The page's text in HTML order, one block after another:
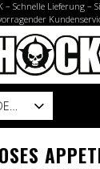
– Schnelle Lieferung
DE